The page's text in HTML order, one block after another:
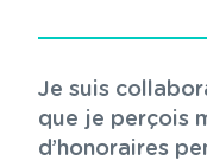
Je suis
que je perçois
d’honoraires